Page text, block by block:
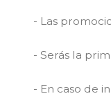
- Las
- Serás la
- En caso de